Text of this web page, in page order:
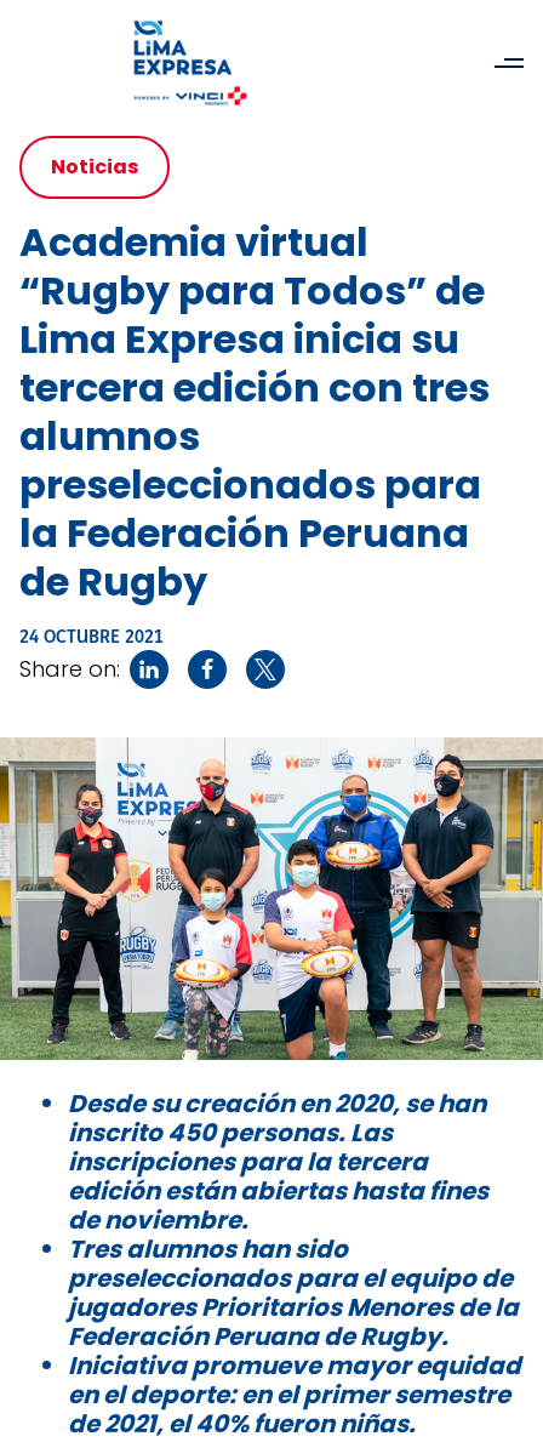
Noticias
Academia virtual
“Rugby para Todos” de
Lima Expresa inicia su
tercera edición con tres
alumnos
preseleccionados para
la Federación Peruana
de Rugby
24 OCTUBRE 2021
Share on:
Desde su creación en 2020, se han
inscrito 450 personas. Las
inscripciones para la tercera
edición están abiertas hasta fines
de noviembre.
Tres alumnos han sido
preseleccionados para el equipo de
jugadores Prioritarios Menores de la
Federación Peruana de Rugby.
Iniciativa promueve mayor equidad
en el deporte: en el primer semestre
de 2021, el 40% fueron niñas.